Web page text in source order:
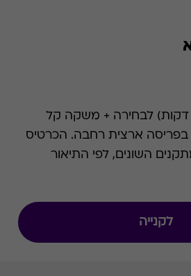
טיפול ליחיד (עד 50 דקות) לבחירה + משקה קל
במיטב אתרי הספא בפריסה ארצית רחבה. הכרטיס
השונים, לפי התיאור
לקנייה